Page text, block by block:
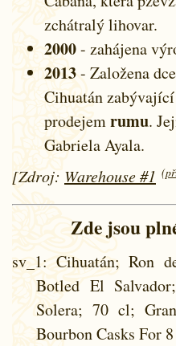
zchátralý lihovar.
2000- zahájena
2013- Založena
Cihuatán
prodejemrumu.
Gabriela Ayala.
[Zdroj: Warehouse #1
Zde jsou
sv_1: Cihuatán; Ron
Botled El
Solera; 70 cl;
Bourbon Casks For